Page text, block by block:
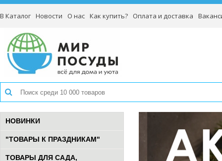
В Каталог Новости О нас Как купить? Оплата и доставка
НОВИНКИ
"ТОВАРЫ К ПРАЗДНИКАМ"
ТОВАРЫ ДЛЯ САДА,